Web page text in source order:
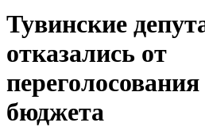
Тувинские
отказались от
бюджета